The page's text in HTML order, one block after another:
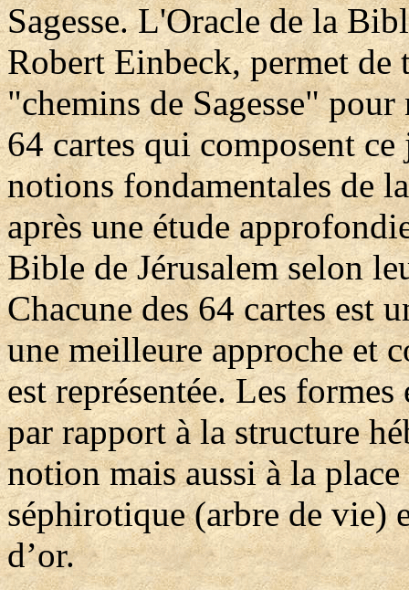
Sagesse. L'Oracle de la
Robert Einbeck, permet de
"chemins de Sagesse"
64 cartes qui composent
notions fondamentales de
après une étude
Bible de Jérusalem selon
Chacune des 64 cartes est
une meilleure approche et
est représentée. Les
par rapport à la structure
notion mais aussi à la
séphirotique (arbre de vie)
d’or.